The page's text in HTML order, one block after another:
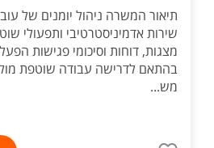
תיאור המשרה ניהול יומנים של
שירות אדמיניסטרטיבי ותפעולי
מצגות, דוחות וסיכומי פגישות
בהתאם לדרישה עבודה שוטפת
מש...